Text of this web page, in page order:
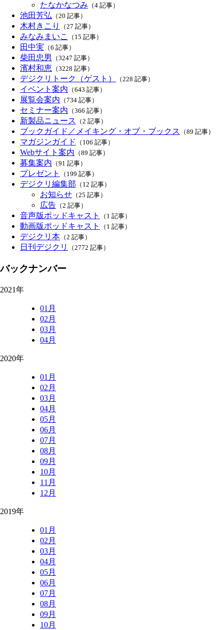
たなかなつみ （4 記事）
池田芳弘 （20 記事）
木村きこり （27 記事）
みなみまいこ （15 記事）
田中実 （6 記事）
柴田忠男 （3247 記事）
濱村和恵 （3228 記事）
デジクリトーク（ゲスト） （228 記事）
イベント案内 （643 記事）
展覧会案内 （734 記事）
セミナー案内 （366 記事）
新製品ニュース （2 記事）
ブックガイド／メイキング・オブ・ブックス （89 記事）
マガジンガイド （106 記事）
Webサイト案内 （89 記事）
募集案内 （91 記事）
プレゼント （199 記事）
デジクリ編集部 （12 記事）
お知らせ （25 記事）
広告 （2 記事）
音声版ポッドキャスト （1 記事）
動画版ポッドキャスト （1 記事）
デジクリ本 （2 記事）
日刊デジクリ （2772 記事）
バックナンバー
2021年
01月
02月
03月
04月
2020年
01月
02月
03月
04月
05月
06月
07月
08月
09月
10月
11月
12月
2019年
01月
02月
03月
04月
05月
06月
07月
08月
09月
10月